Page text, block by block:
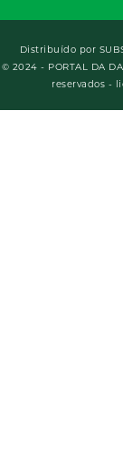
Distribuído por
© 2024 - PORTAL DA
reservados -